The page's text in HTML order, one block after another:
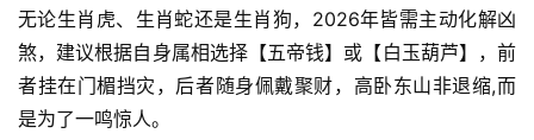
无论生肖虎、生肖蛇还是生肖狗，2026年皆需主动化解凶
煞，建议根据自身属相选择【五帝钱】或【白玉葫芦】，前
者挂在门楣挡灾，后者随身佩戴聚财，高卧东山非退缩,而
是为了一鸣惊人。